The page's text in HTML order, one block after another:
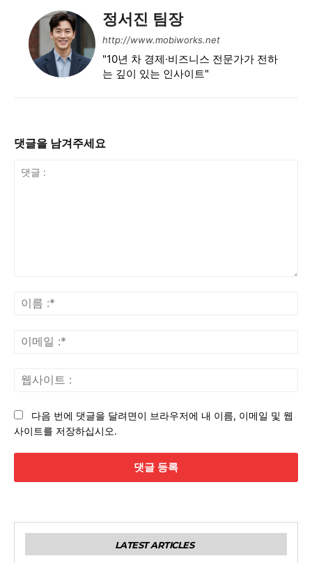
정서진 팀장
http://www.mobiworks.net
"10년 차 경제·비즈니스 전문가가 전하
는 깊이 있는 인사이트"
댓글을 남겨주세요
글
다음 번에 댓글을 달려면이 브라우저에 내 이름, 이메일 및 웹
사이트를 저장하십시오.
LATEST ARTICLES